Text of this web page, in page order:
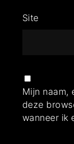
Site
Mijn naam,
deze
wanneer ik